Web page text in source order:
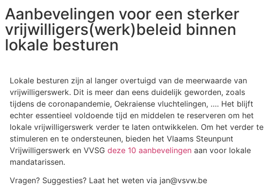
Aanbevelingen voor een sterker
vrijwilligers(werk)beleid binnen
lokale besturen
Lokale besturen zijn al langer overtuigd van de meerwaarde van
vrijwilligerswerk. Dit is meer dan eens duidelijk geworden, zoals
tijdens de coronapandemie, Oekraiense vluchtelingen, …. Het blijft
echter essentieel voldoende tijd en middelen te reserveren om het
lokale vrijwilligerswerk verder te laten ontwikkelen. Om het verder te
stimuleren en te ondersteunen, bieden het Vlaams Steunpunt
Vrijwilligerswerk en VVSG deze 10 aanbevelingen aan voor lokale
mandatarissen.
Vragen? Suggesties? Laat het weten via jan@vsvw.be